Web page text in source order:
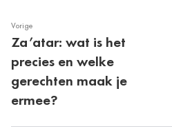
Vorige
Za’atar: wat is het
precies en welke
gerechten maak je
ermee?